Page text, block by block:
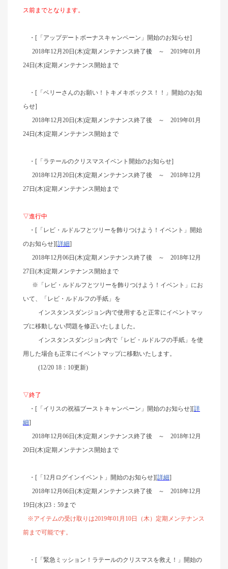
ス前までとなります。
・[「アップデートボーナスキャンペーン」開始のお知らせ]
2018年12月20日(木)定期メンテナンス終了後 ～ 2019年01月
24日(木)定期メンテナンス開始まで
・[「ベリーさんのお願い！トキメキボックス！！」開始のお知
らせ]
2018年12月20日(木)定期メンテナンス終了後 ～ 2019年01月
24日(木)定期メンテナンス開始まで
・[「ラテールのクリスマスイベント開始のお知らせ]
2018年12月20日(木)定期メンテナンス終了後 ～ 2018年12月
27日(木)定期メンテナンス開始まで
▽進行中
・[「レビ・ルドルフとツリーを飾りつけよう！イベント」開始
のお知らせ][詳細]
2018年12月06日(木)定期メンテナンス終了後 ～ 2018年12月
27日(木)定期メンテナンス開始まで
※「レビ・ルドルフとツリーを飾りつけよう！イベント」にお
いて、「レビ・ルドルフの手紙」を
インスタンスダンジョン内で使用すると正常にイベントマッ
プに移動しない問題を修正いたしました。
インスタンスダンジョン内で「レビ・ルドルフの手紙」を使
用した場合も正常にイベントマップに移動いたします。
(12/20 18：10更新)
▽終了
・[「イリスの祝福ブーストキャンペーン」開始のお知らせ][詳
細]
2018年12月06日(木)定期メンテナンス終了後 ～ 2018年12月
20日(木)定期メンテナンス開始まで
・[「12月ログインイベント」開始のお知らせ][詳細]
2018年12月06日(木)定期メンテナンス終了後 ～ 2018年12月
19日(水)23：59まで
※アイテムの受け取りは2019年01月10日（木）定期メンテナンス
前まで可能です。
・[「緊急ミッション！ラテールのクリスマスを救え！」開始の